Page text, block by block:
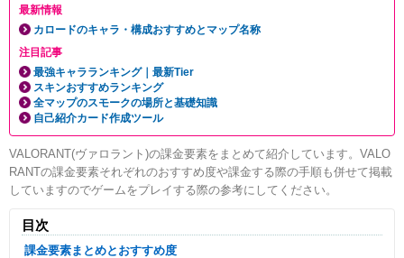
最新情報
カロードのキャラ・構成おすすめとマップ名称
注目記事
最強キャラランキング｜最新Tier
スキンおすすめランキング
全マップのスモークの場所と基礎知識
自己紹介カード作成ツール
VALORANT(ヴァロラント)の課金要素をまとめて紹介しています。VALO
RANTの課金要素それぞれのおすすめ度や課金する際の手順も併せて掲載
していますのでゲームをプレイする際の参考にしてください。
目次
課金要素まとめとおすすめ度